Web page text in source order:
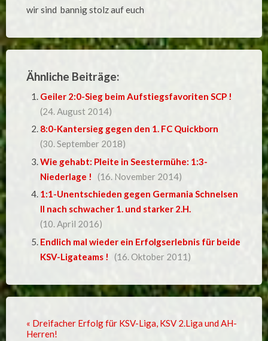
wir sind bannig stolz auf euch
Ähnliche Beiträge:
Geiler 2:0-Sieg beim Aufstiegsfavoriten SCP !
(24. August 2014)
8:0-Kantersieg gegen den 1. FC Quickborn
(30. September 2018)
Wie gehabt: Pleite in Seestermühe: 1:3-
Niederlage !
(16. November 2014)
1:1-Unentschieden gegen Germania Schnelsen
II nach schwacher 1. und starker 2.H.
(10. April 2016)
Endlich mal wieder ein Erfolgserlebnis für beide
KSV-Ligateams !
(16. Oktober 2011)
« Dreifacher Erfolg für KSV-Liga, KSV 2.Liga und AH-
Herren!